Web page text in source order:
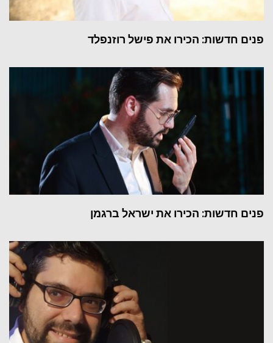
פנים חדשות: הכירו את פישל רוזנפלד
פנים חדשות: הכירו את ישראל ברגמן